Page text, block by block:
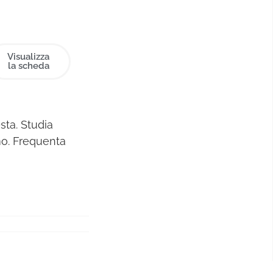
Visualizza
la scheda
Studia
Frequenta
JWT